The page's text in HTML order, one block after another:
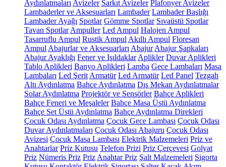
Aydınlatmaları Avizeler Sarkıt Avizeler Plafonyer Avizeler
Lambaderler ve Aksesuarları Lambader Lambader Başlığı
Lambader Ayağı Spotlar Gömme Spotlar Sıvaüstü Spotlar
Tavan Spotlar Ampuller Led Ampul Halojen Ampul
Tasarruflu Ampul Rustik Ampul Akıllı Ampul Floresan
Ampul Abajurlar ve Aksesuarları Abajur Abajur Şapkaları
Abajur Ayaklığı Fener ve Işıldaklar Aplikler Duvar Aplikleri
Tablo Aplikleri Banyo Aplikleri Lamba Gece Lambaları Masa
Lambaları Led Şerit Armatür Led Armatür Led Panel Tezgah
Altı Aydınlatma Bahçe Aydınlatma Dış Mekan Aydınlatmalar
Solar Aydınlatma Projektör ve Sensörler Bahçe Aplikleri
Bahçe Feneri ve Meşaleler Bahçe Masa Üstü Aydınlatma
Bahçe Set Üstü Aydınlatma Bahçe Aydınlatma Direkleri
Çocuk Odası Aydınlatma Çocuk Gece Lambası Çocuk Odası
Duvar Aydınlatmaları Çocuk Odası Abajuru Çocuk Odası
Avizesi Çocuk Masa Lambası Elektrik Malzemeleri Priz ve
Anahtarlar Priz Kutusu Telefon Prizi Priz Çerçevesi Golyat
Priz Nümeris Priz Priz Anahtar Priz Şalt Malzemeleri Sigorta